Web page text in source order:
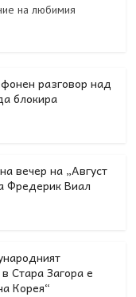
на любимия
разговор над
блокира
вечер на „Август
Фредерик Виал
Стара Загора е
Корея“